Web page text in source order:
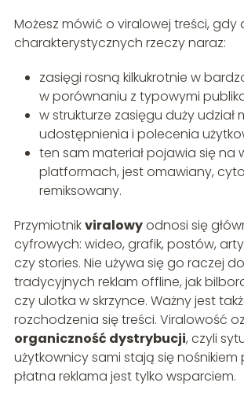
Możesz mówić o viralowej treści, gdy
charakterystycznych rzeczy naraz:
zasięgi rosną kilkukrotnie w
w porównaniu z typowymi
w strukturze zasięgu duży udział
udostępnienia i polecenia
ten sam materiał pojawia się na
platformach, jest omawiany,
remiksowany.
Przymiotnikviralowyodnosi się
cyfrowych: wideo, grafik, postów,
czy stories. Nie używa się go raczej
tradycyjnych reklam offline, jak
czy ulotka w skrzynce. Ważny jest
rozchodzenia się treści. Viralowość
organiczność dystrybucji, czyli
użytkownicy sami stają się nośnikiem
płatna reklama jest tylko wsparciem.